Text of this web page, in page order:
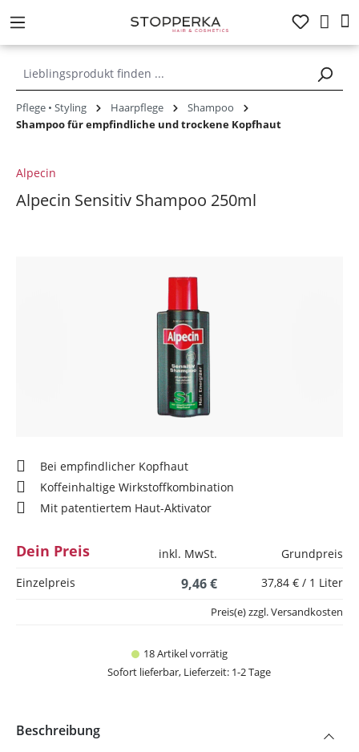
springen
Pflege • Styling Haarpflege
Shampoo
Shampoo für empfindliche und trockene Kopfhaut
Alpecin Sensitiv Shampoo 250ml
Alpecin
Bei empfindlicher Kopfhaut
Koffeinhaltige Wirkstoffkombination
Mit patentiertem Haut-Aktivator
Dein Preis inkl. MwSt.
Grundpreis
Einzelpreis
9,46 € 37,84 € / 1 Liter
18 Artikel vorrätig
Sofort lieferbar, Lieferzeit: 1-2 Tage
Preis(e) zzgl. Versandkosten
Beschreibung